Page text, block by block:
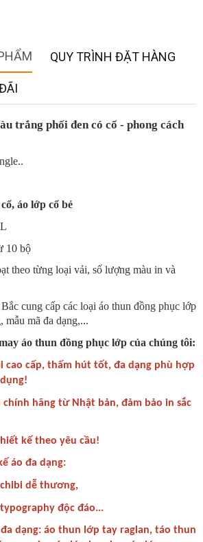
QUY TRÌNH ĐẶT HÀNG
trắng phối đen có cổ - phong cách
áo lớp cổ bẻ
10 bộ
theo từng loại vải, số lượng màu in và
cung cấp các loại áo thun đồng phục lớp
mẫu mã đa dạng,...
áo thun đồng phục lớp của chúng tôi:
cao cấp, thấm hút tốt, đa dạng phù hợp
hãng từ Nhật bản, đảm bảo in sắc
kế theo yêu cầu!
áo đa dạng:
dễ thương,
độc đáo...
dạng: áo thun lớp tay raglan, táo thun